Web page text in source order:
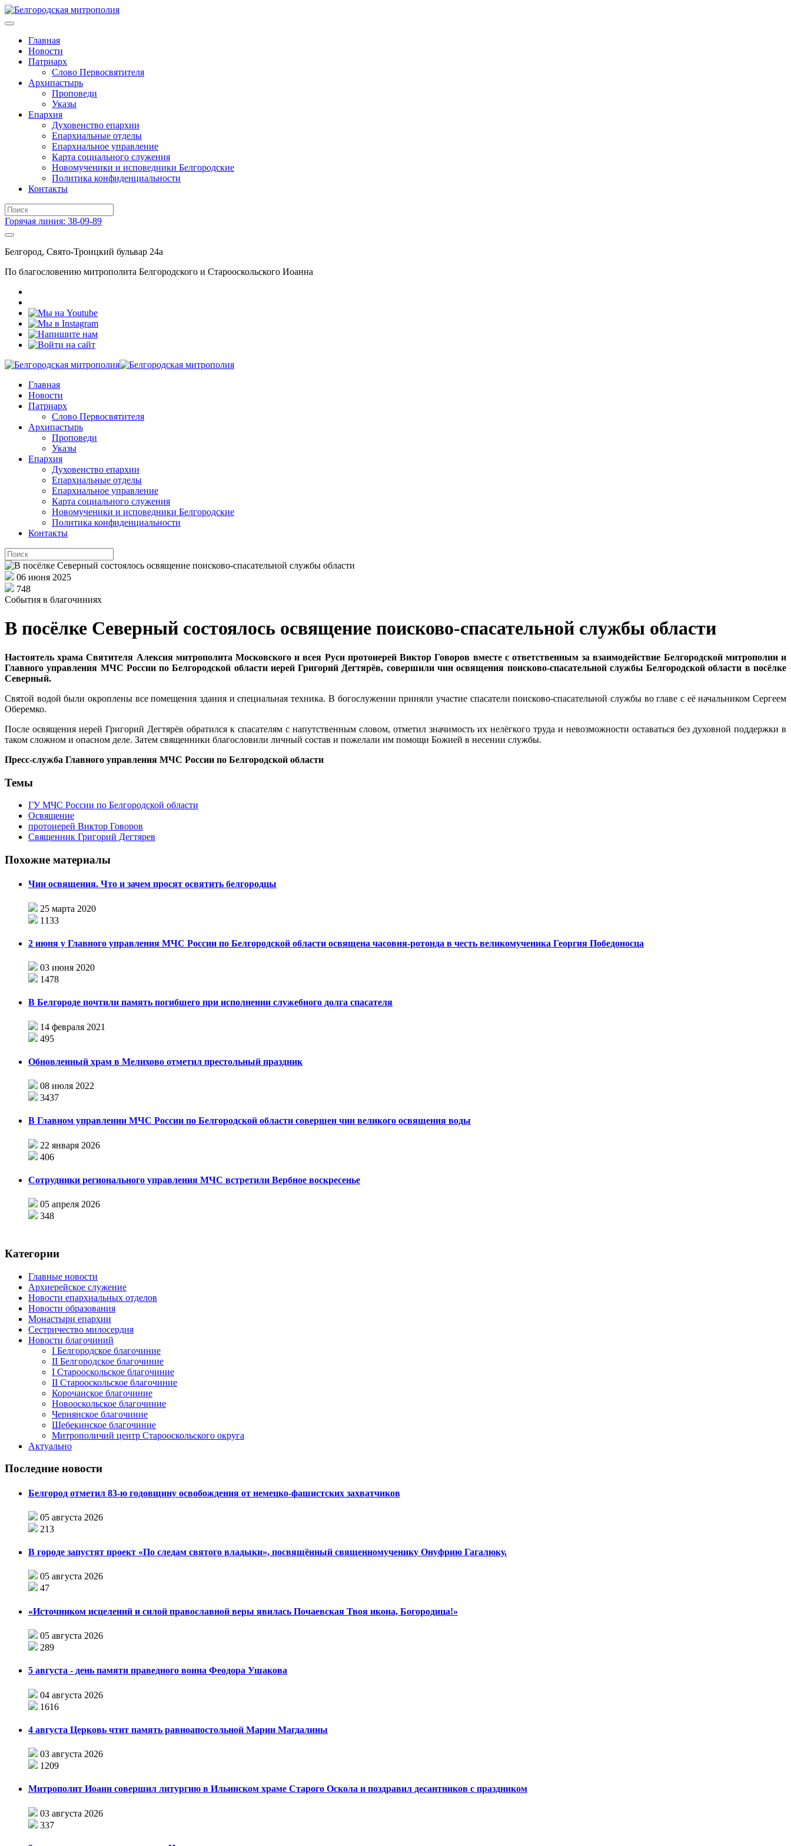
Главная
Новости
Патриарх
Слово Первосвятителя
Архипастырь
Проповеди
Указы
Епархия
Духовенство епархии
Епархиальные отделы
Епархиальное управление
Карта социального служения
Новомученики и исповедники Белгородские
Политика конфиденциальности
Контакты
Горячая линия: 38-09-89
Белгород, Свято-Троицкий бульвар 24а
По благословению митрополита Белгородского и Старооскольского Иоанна
Главная
Новости
Патриарх
Слово Первосвятителя
Архипастырь
Проповеди
Указы
Епархия
Духовенство епархии
Епархиальные отделы
Епархиальное управление
Карта социального служения
Новомученики и исповедники Белгородские
Политика конфиденциальности
Контакты
06 июня 2025
748
События в благочиниях
В посёлке Северный состоялось освящение поисково-спасательной службы области
Настоятель храма Святителя Алексия митрополита Московского и всея Руси протоиерей Виктор Говоров вместе с ответственным за взаимодействие Белгородской митрополии и
Главного управления МЧС России по Белгородской области иерей Григорий Дегтярёв, совершили чин освящения поисково-спасательной службы Белгородской области в посёлке
Северный.
Святой водой были окроплены все помещения здания и специальная техника. В богослужении приняли участие спасатели поисково-спасательной службы во главе с её начальником Сергеем
Оберемко.
После освящения иерей Григорий Дегтярёв обратился к спасателям с напутственным словом, отметил значимость их нелёгкого труда и невозможности оставаться без духовной поддержки в
таком сложном и опасном деле. Затем священники благословили личный состав и пожелали им помощи Божией в несении службы.
Пресс-служба Главного управления МЧС России по Белгородской области
Темы
ГУ МЧС России по Белгородской области
Освящение
протоиерей Виктор Говоров
Священник Григорий Дегтярев
Похожие материалы
Чин освящения. Что и зачем просят освятить белгородцы
25 марта 2020
1133
2 июня у Главного управления МЧС России по Белгородской области освящена часовня-ротонда в честь великомученика Георгия Победоносца
03 июня 2020
1478
В Белгороде почтили память погибшего при исполнении служебного долга спасателя
14 февраля 2021
495
Обновленный храм в Мелихово отметил престольный праздник
08 июля 2022
3437
В Главном управлении МЧС России по Белгородской области совершен чин великого освящения воды
22 января 2026
406
Сотрудники регионального управления МЧС встретили Вербное воскресенье
05 апреля 2026
348
Категории
Главные новости
Архиерейское служение
Новости епархиальных отделов
Новости образования
Монастыри епархии
Сестричество милосердия
Новости благочиний
I Белгородское благочиние
II Белгородское благочиние
I Старооскольское благочиние
II Старооскольское благочиние
Корочанское благочиние
Новооскольское благочиние
Чернянское благочиние
Шебекинское благочиние
Митрополичий центр Старооскольского округа
Актуально
Последние новости
Белгород отметил 83-ю годовщину освобождения от немецко-фашистских захватчиков
05 августа 2026
213
В городе запустят проект «По следам святого владыки», посвящённый священномученику Онуфрию Гагалюку.
05 августа 2026
47
«Источником исцелений и силой православной веры явилась Почаевская Твоя икона, Богородица!»
05 августа 2026
289
5 августа - день памяти праведного воина Феодора Ушакова
04 августа 2026
1616
4 августа Церковь чтит память равноапостольной Марии Магдалины
03 августа 2026
1209
Митрополит Иоанн совершил литургию в Ильинском храме Старого Оскола и поздравил десантников с праздником
03 августа 2026
337